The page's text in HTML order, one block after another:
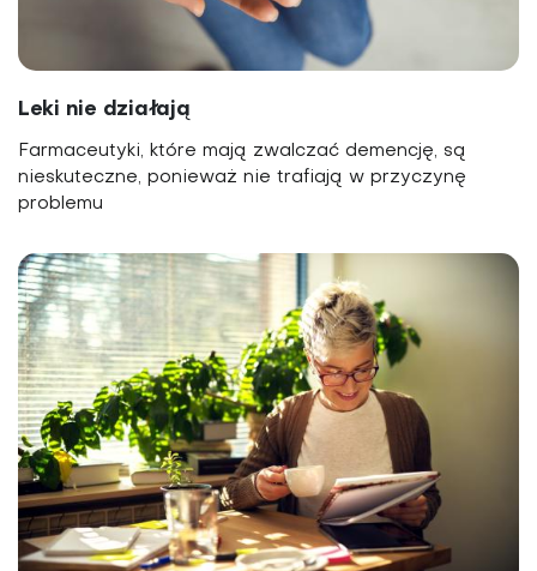
Leki nie działają
Farmaceutyki, które mają zwalczać demencję, są
nieskuteczne, ponieważ nie trafiają w przyczynę
problemu